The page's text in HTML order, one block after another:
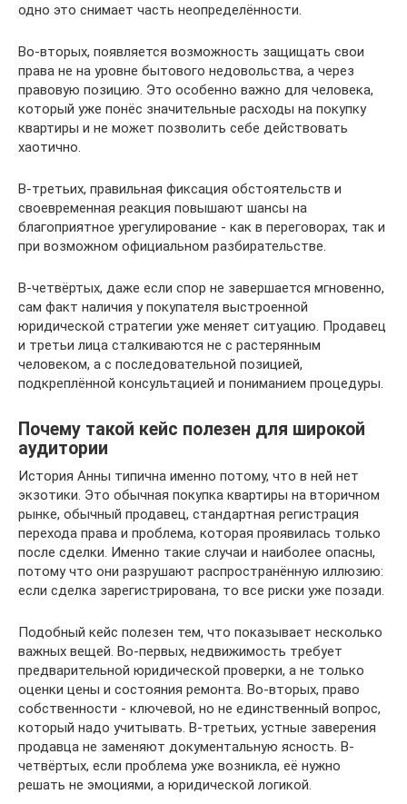
одно это снимает часть неопределённости.
Во-вторых, появляется возможность защищать свои
права не на уровне бытового недовольства, а через
правовую позицию. Это особенно важно для человека,
который уже понёс значительные расходы на покупку
квартиры и не может позволить себе действовать
хаотично.
В-третьих, правильная фиксация обстоятельств и
своевременная реакция повышают шансы на
благоприятное урегулирование - как в переговорах, так и
при возможном официальном разбирательстве.
В-четвёртых, даже если спор не завершается мгновенно,
сам факт наличия у покупателя выстроенной
юридической стратегии уже меняет ситуацию. Продавец
и третьи лица сталкиваются не с растерянным
человеком, а с последовательной позицией,
подкреплённой консультацией и пониманием процедуры.
Почему такой кейс полезен для широкой
аудитории
История Анны типична именно потому, что в ней нет
экзотики. Это обычная покупка квартиры на вторичном
рынке, обычный продавец, стандартная регистрация
перехода права и проблема, которая проявилась только
после сделки. Именно такие случаи и наиболее опасны,
потому что они разрушают распространённую иллюзию:
если сделка зарегистрирована, то все риски уже позади.
Подобный кейс полезен тем, что показывает несколько
важных вещей. Во-первых, недвижимость требует
предварительной юридической проверки, а не только
оценки цены и состояния ремонта. Во-вторых, право
собственности - ключевой, но не единственный вопрос,
который надо учитывать. В-третьих, устные заверения
продавца не заменяют документальную ясность. В-
четвёртых, если проблема уже возникла, её нужно
решать не эмоциями, а юридической логикой.